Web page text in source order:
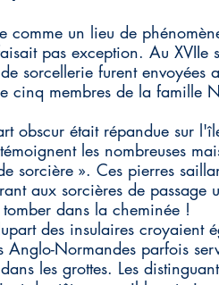
comme un lieu de
pas exception. Au XVIIe
sorcellerie furent envoyées
cinq membres de la famille
obscur était répandue sur
les nombreuses
sorcière ». Ces pierres
aux sorcières de passage
dans la cheminée !
des insulaires croyaient
Anglo-Normandes parfois
les grottes. Les